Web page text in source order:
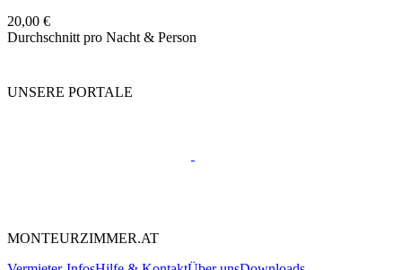
20,00 €
Durchschnitt pro Nacht & Person
UNSERE PORTALE
MONTEURZIMMER.AT